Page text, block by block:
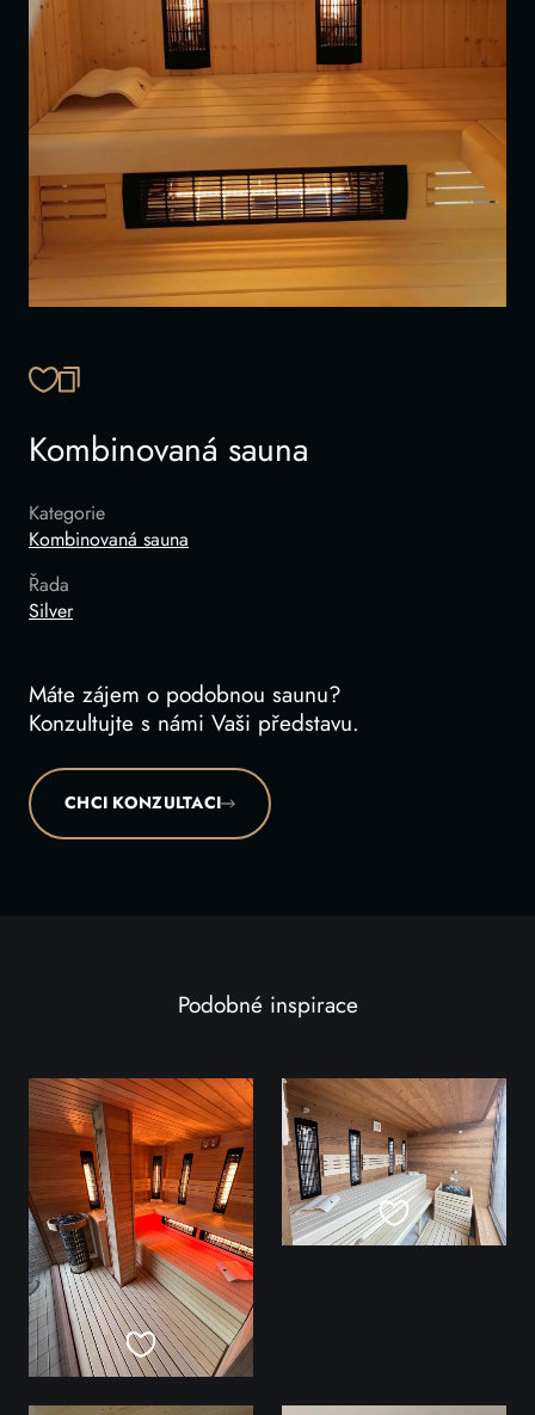
ZKOPÍROVAT ODKAZ
Kombinovaná sauna
Kategorie
Kombinovaná sauna
Řada
Silver
Máte zájem o podobnou saunu?
Konzultujte s námi Vaši představu.
CHCI KONZULTACI
Podobné inspirace